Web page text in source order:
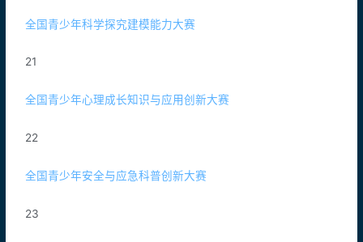
全国青少年科学探究建模能力大赛
21
全国青少年心理成长知识与应用创新大赛
22
全国青少年安全与应急科普创新大赛
23